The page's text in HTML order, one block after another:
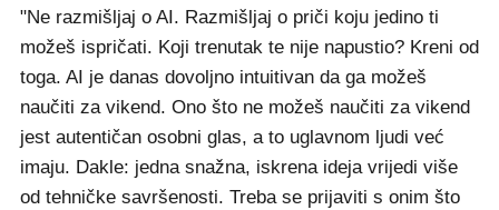
"Ne razmišljaj o AI. Razmišljaj o priči koju jedino ti
možeš ispričati. Koji trenutak te nije napustio? Kreni od
toga. AI je danas dovoljno intuitivan da ga možeš
naučiti za vikend. Ono što ne možeš naučiti za vikend
jest autentičan osobni glas, a to uglavnom ljudi već
imaju. Dakle: jedna snažna, iskrena ideja vrijedi više
od tehničke savršenosti. Treba se prijaviti s onim što